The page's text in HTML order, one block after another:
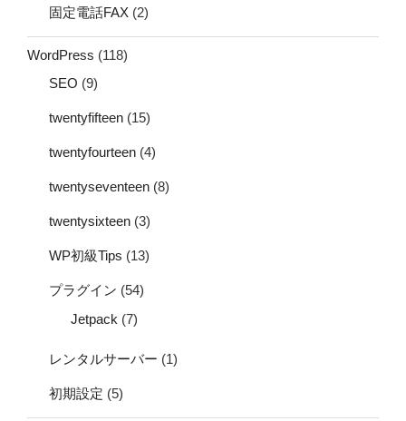
固定電話FAX (2)
WordPress (118)
SEO (9)
twentyfifteen (15)
twentyfourteen (4)
twentyseventeen (8)
twentysixteen (3)
WP初級Tips (13)
プラグイン (54)
Jetpack (7)
レンタルサーバー (1)
初期設定 (5)